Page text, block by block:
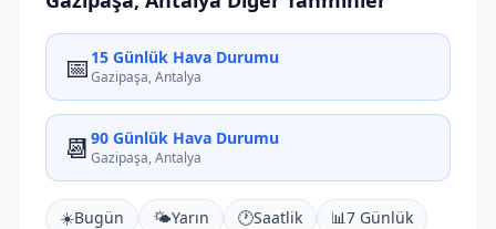
📅 15 Günlük Hava Durumu
Gazipaşa, Antalya
📆 90 Günlük Hava Durumu
Gazipaşa, Antalya
☀️Bugün 🌤️Yarın 🕐Saatlik 📊7 Günlük